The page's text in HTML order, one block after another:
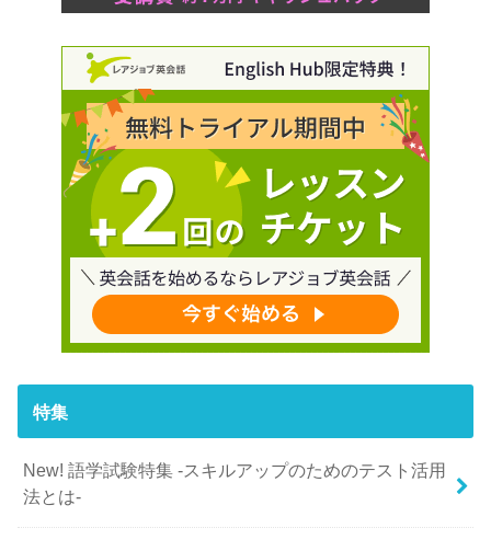
特集
New! 語学試験特集 -スキルアップのためのテスト活用
法とは-